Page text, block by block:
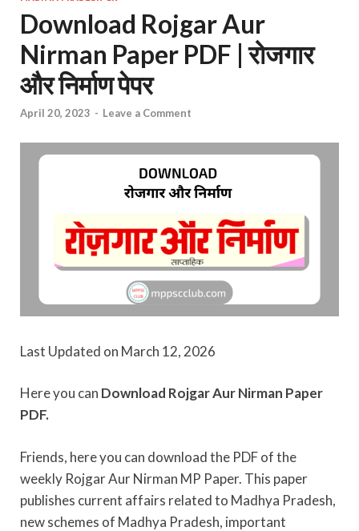
Download Rojgar Aur
Nirman Paper PDF | रोजगार
और निर्माण पेपर
April 20, 2023 - Leave a Comment
Last Updated on March 12, 2026
Here you can Download Rojgar Aur Nirman Paper
PDF.
Friends, here you can download the PDF of the
weekly Rojgar Aur Nirman MP Paper. This paper
publishes current affairs related to Madhya Pradesh,
new schemes of Madhya Pradesh, important